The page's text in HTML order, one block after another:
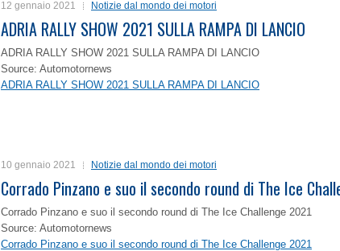
12 gennaio 2021 Notizie dal mondo dei motori
ADRIA RALLY SHOW 2021 SULLA RAMPA DI LANCIO
ADRIA RALLY SHOW 2021 SULLA RAMPA DI LANCIO
Source: Automotornews
ADRIA RALLY SHOW 2021 SULLA RAMPA DI LANCIO
10 gennaio 2021 Notizie dal mondo dei motori
Corrado Pinzano e suo il secondo round di The Ice
Corrado Pinzano e suo il secondo round di The Ice Challenge 2021
Source: Automotornews
Corrado Pinzano e suo il secondo round di The Ice Challenge 2021